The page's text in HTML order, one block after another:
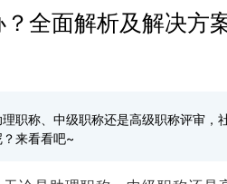
全面解析及解决方
职称、中级职称还是高级职称评审，
来看看吧~